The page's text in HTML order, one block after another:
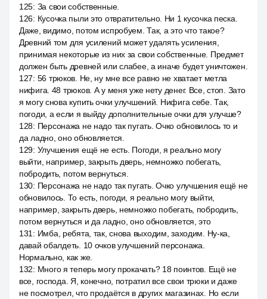
125: За свои собственные.
126: Кусочка пыли это отвратительно. Ни 1 кусочка песка.
Даже, видимо, потом испробуем. Так, а это что такое?
Древний том для усилений может удалять усиления,
принимая некоторые из них за свои собственные. Предмет
должен быть древней или слабее, а иначе будет уничтожен.
127: 56 трюков. Не, ну мне все равно не хватает метла
нифига. 48 трюков. А у меня уже нету денег. Все, стоп. Зато
я могу снова купить очки улучшений. Нифига себе. Так,
погоди, а если я выйду дополнительные очки для улучше?
128: Персонажа не надо так пугать. Очко обновилось то и
да ладно, оно обновляется.
129: Улучшения ещё не есть. Погоди, я реально могу
выйти, например, закрыть дверь, немножко побегать,
побродить, потом вернуться.
130: Персонажа не надо так пугать. Очко улучшения ещё не
обновилось. То есть, погоди, я реально могу выйти,
например, закрыть дверь, немножко побегать, побродить,
потом вернуться и да ладно, оно обновляется, это
131 : Имба, ребята, так, снова выходим, заходим. Ну-ка,
давай обалдеть. 10 очков улучшений персонажа.
Нормально, как же.
132: Много я теперь могу прокачать? 18 поинтов. Ещё не
все, господа. Я, конечно, потратил все свои трюки и даже
не посмотрел, что продаётся в других магазинах. Но если